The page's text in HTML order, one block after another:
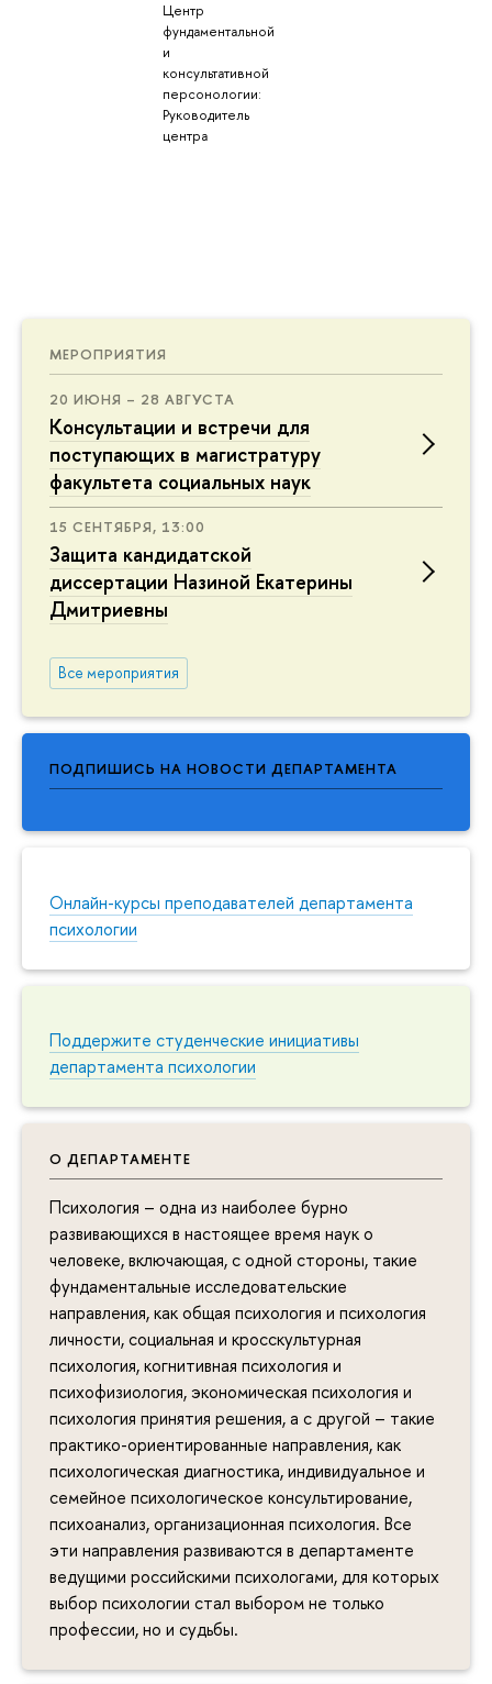
МЕРОПРИЯТИЯ
20 ИЮНЯ – 28 АВГУСТА
Консультации и встречи для
поступающих в магистратуру
факультета социальных наук
15 СЕНТЯБРЯ, 13:00
Защита кандидатской
диссертации Назиной Екатерины
Дмитриевны
Все мероприятия
ПОДПИШИСЬ НА НОВОСТИ ДЕПАРТАМЕНТА
Онлайн-курсы преподавателей департамента
психологии
Поддержите студенческие инициативы
департамента психологии
О ДЕПАРТАМЕНТЕ
Психология – одна из наиболее бурно
развивающихся в настоящее время наук о
человеке, включающая, с одной стороны, такие
фундаментальные исследовательские
направления, как общая психология и психология
личности, социальная и кросскультурная
психология, когнитивная психология и
психофизиология, экономическая психология и
психология принятия решения, а с другой – такие
практико-ориентированные направления, как
психологическая диагностика, индивидуальное и
семейное психологическое консультирование,
психоанализ, организационная психология. Все
эти направления развиваются в департаменте
ведущими российскими психологами, для которых
выбор психологии стал выбором не только
профессии, но и судьбы.
Центр
фундаментальной
и
консультативной
персонологии:
Руководитель
центра